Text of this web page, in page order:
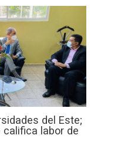
del Este;
labor de